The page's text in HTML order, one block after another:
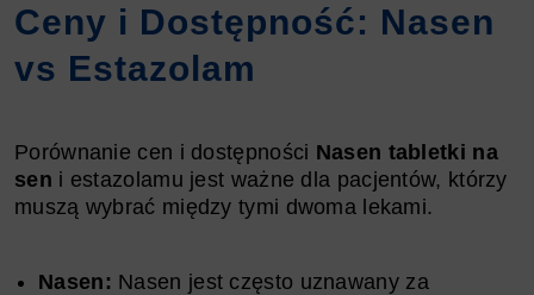
Ceny i Dostępność: Nasen
vs Estazolam
Porównanie cen i dostępności Nasen tabletki na
sen i estazolamu jest ważne dla pacjentów, którzy
muszą wybrać między tymi dwoma lekami.
Nasen: Nasen jest często uznawany za